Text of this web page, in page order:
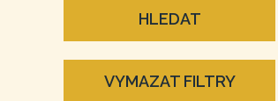
HLEDAT
VYMAZAT FILTRY